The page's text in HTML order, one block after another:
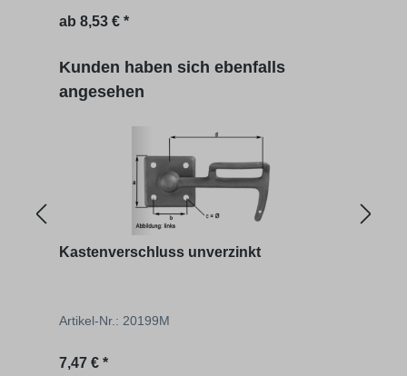
ab 8,53 € *
Produktgalerie überspringen
Kunden haben sich ebenfalls
angesehen
Kastenverschluss unverzinkt
Artikel-Nr.: 20199M
Regulärer Preis:
7,47 € *